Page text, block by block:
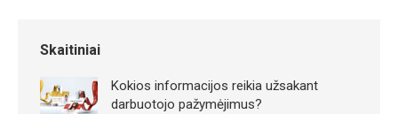
Skaitiniai
Kokios informacijos reikia užsakant
darbuotojo pažymėjimus?